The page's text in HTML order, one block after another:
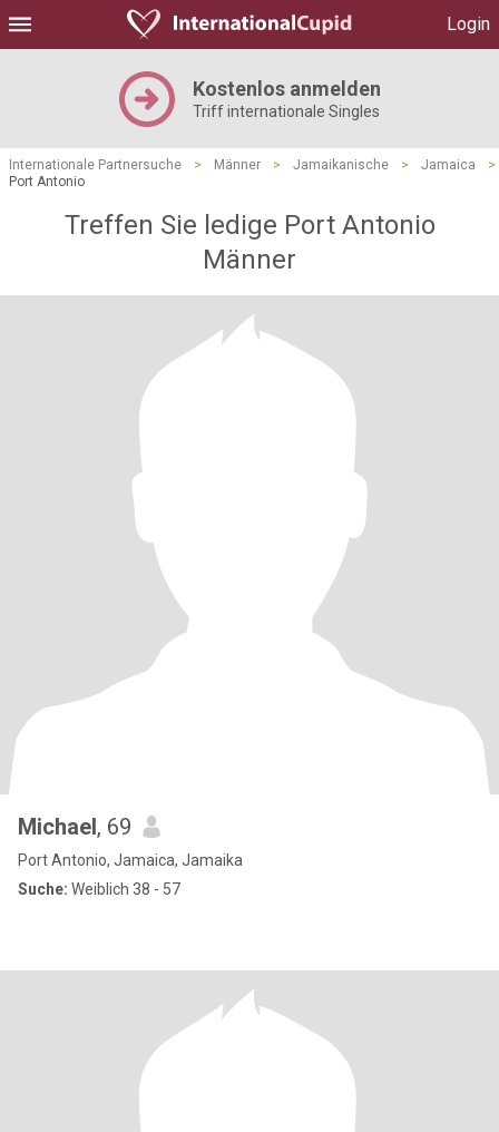
Login
Kostenlos anmelden
Triff internationale Singles
Internationale Partnersuche > Männer > Jamaikanische > Jamaica
>
Port Antonio
Treffen Sie ledige Port Antonio
Männer
Michael, 69
Port Antonio, Jamaica, Jamaika
Suche: Weiblich 38 - 57